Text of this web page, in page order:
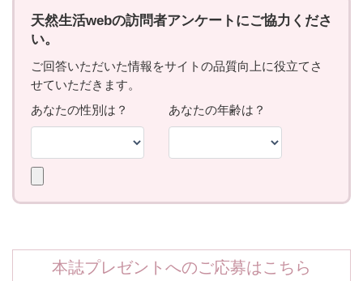
本誌プレゼントへのご応募はこちら